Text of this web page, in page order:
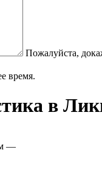
Пожалуйста,
время.
в
—